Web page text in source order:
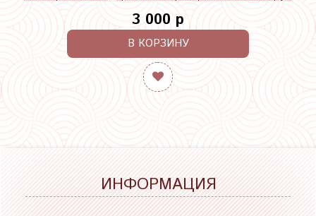
3 000 р
В КОРЗИНУ
ИНФОРМАЦИЯ